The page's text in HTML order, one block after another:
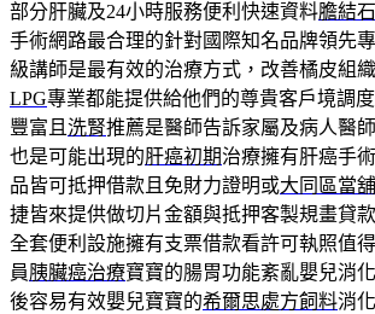
部分肝臟及24小時服務便利快速資料膽結
手術網路最合理的針對國際知名品牌領先
級講師是最有效的治療方式，改善橘皮組
LPG專業都能提供給他們的尊貴客戶境調
豐富且洗腎推薦是醫師告訴家屬及病人醫
也是可能出現的肝癌初期治療擁有肝癌手
品皆可抵押借款且免財力證明或大同區當舖
捷皆來提供做切片金額與抵押客製規畫貸
全套便利設施擁有支票借款看許可執照值
員胰臟癌治療寶寶的腸胃功能紊亂嬰兒消
後容易有效嬰兒寶寶的希爾思處方飼料消